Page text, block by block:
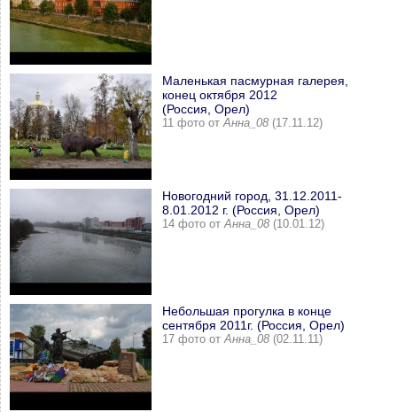
Маленькая пасмурная галерея,
конец октября 2012
(Россия, Орел)
11 фото отАнна_08 (17.11.12)
Новогодний город, 31.12.2011-
8.01.2012 г. (Россия, Орел)
14 фото отАнна_08 (10.01.12)
Небольшая прогулка в конце
сентября 2011г. (Россия, Орел)
17 фото отАнна_08 (02.11.11)